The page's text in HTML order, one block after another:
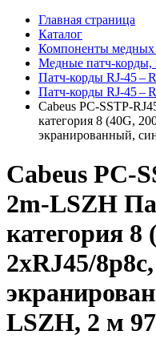
Главная страница
Каталог
Компоненты медных
Медные патч-корды,
Патч-корды RJ‑45 –
Патч-корды RJ‑45 –
Cabeus PC-SSTP-
категория 8 (40G,
экранированный,
Cabeus PC-
2m-LSZH
категория 8
2xRJ45/8p8c,
LSZH, 2 м